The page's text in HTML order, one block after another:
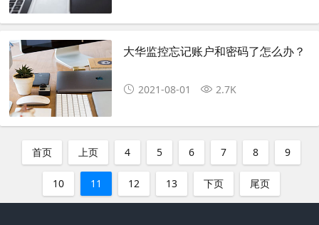
大华监控忘记账户和密码了怎么办？
2021-08-01 2.7K
首页 上页 4 5 6 7 8 9
10 11 12 13 下页 尾页